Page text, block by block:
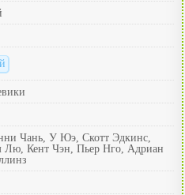
Чань, У Юэ, Скотт Эдкинс,
Лю, Кент Чэн, Пьер Нго, Адриан